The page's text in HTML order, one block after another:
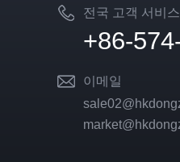
전국 고객 서비스
+86-
이메일